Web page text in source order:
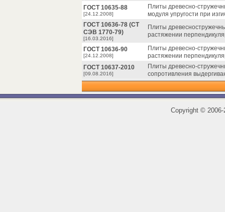
ГОСТ 10635-88
[24.12.2008]
Плиты древесно-
модуля упругости при
ГОСТ 10636-78 (СТ
СЭВ 1770-79)
[16.03.2016]
Плиты
растяжении
ГОСТ 10636-90
[24.12.2008]
Плиты древесно-
растяжении
ГОСТ 10637-2010
[09.08.2016]
Плиты древесно-
сопротивления
Copyright ©